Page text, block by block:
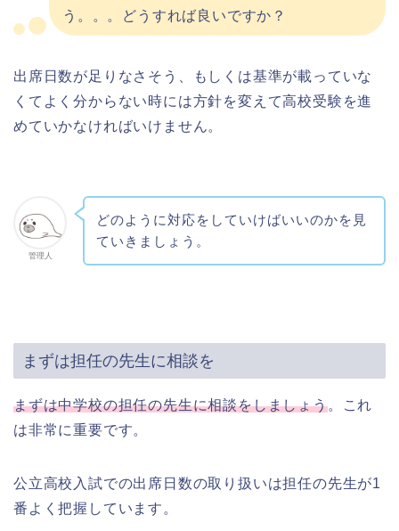
う。。。どうすれば良いですか？
出席日数が足りなさそう、もしくは基準が載っていな
くてよく分からない時には方針を変えて高校受験を進
めていかなければいけません。
管理人
どのように対応をしていけばいいのかを見
ていきましょう。
まずは担任の先生に相談を
まずは中学校の担任の先生に相談をしましょう。これ
は非常に重要です。
公立高校入試での出席日数の取り扱いは担任の先生が1
番よく把握しています。